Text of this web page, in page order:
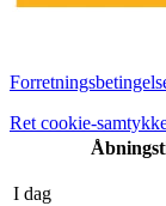
Ret cookie-
I dag